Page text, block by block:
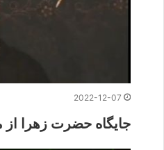
2022-12-07
جایگاه حضرت زهرا از